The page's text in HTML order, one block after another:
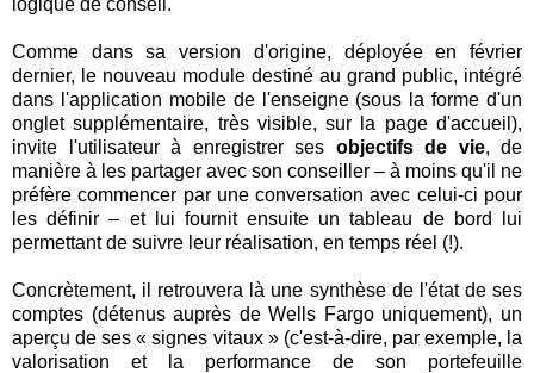
Comme dans sa version d'origine, déployée en février
dernier, le nouveau module destiné au grand public, intégré
dans l'application mobile de l'enseigne (sous la forme d'un
onglet supplémentaire, très visible, sur la page d'accueil),
invite l'utilisateur à enregistrer ses objectifs de vie, de
manière à les partager avec son conseiller – à moins qu'il ne
préfère commencer par une conversation avec celui-ci pour
les définir – et lui fournit ensuite un tableau de bord lui
permettant de suivre leur réalisation, en temps réel (!).
Concrètement, il retrouvera là une synthèse de l'état de ses
comptes (détenus auprès de Wells Fargo uniquement), un
aperçu de ses « signes vitaux » (c'est-à-dire, par exemple, la
valorisation et la performance de son portefeuille